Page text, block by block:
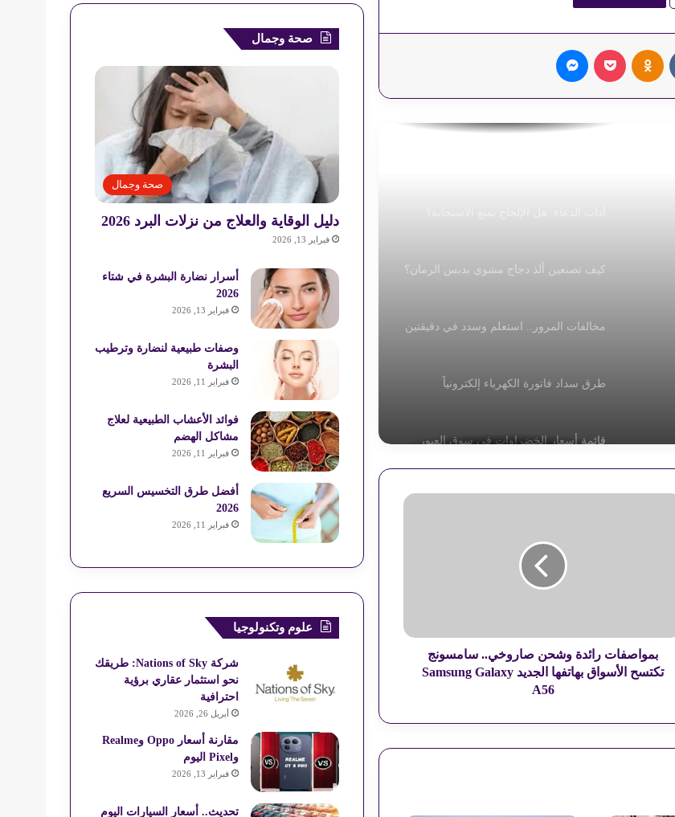
قائمة أسعار الخضراوات في سوق العبور
اليوم
كيف تصنعين ألذ دجاج مشوي بدبس الرمان؟
مخالفات المرور.. استعلم وسدد في دقيقتين
طرق سداد فاتورة الكهرباء إلكترونياً
قائمة أسعار الخضراوات في سوق العبور
آداب الدعاء: هل الإلحاح يمنع الاستجابة؟
مخالفات المرور.. استعلم وسدد في دقيقتين
بمواصفات رائدة وشحن صاروخي.. سامسونج
تكتسح الأسواق بهاتفها الجديد Samsung Galaxy
A56
صحة وجمال
صحة وجمال
دليل الوقاية والعلاج من نزلات البرد 2026
فبراير 13, 2026
أسرار نضارة البشرة في شتاء
2026
فبراير 13, 2026
وصفات طبيعية لنضارة وترطيب
البشرة
فبراير 11, 2026
فوائد الأعشاب الطبيعية لعلاج
مشاكل الهضم
فبراير 11, 2026
أفضل طرق التخسيس السريع
2026
فبراير 11, 2026
علوم وتكنولوجيا
شركة Nations of Sky: طريقك
نحو استثمار عقاري برؤية
احترافية
أبريل 26, 2026
مقارنة أسعار Oppo وRealme
وPixel اليوم
فبراير 13, 2026
تحديث.. أسعار السيارات اليوم